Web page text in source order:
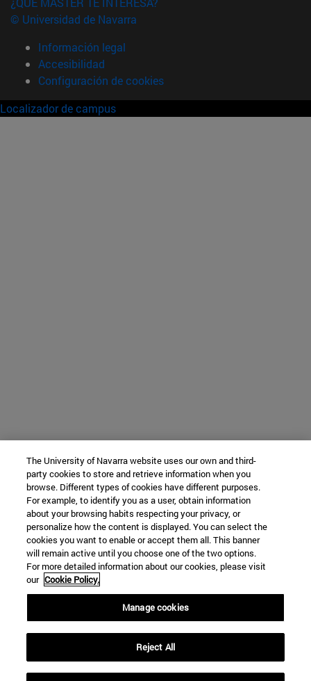
© Universidad de Navarra
Información legal
Accesibilidad
Configuración de cookies
Localizador de campus
The University of Navarra website uses our own and third-
party cookies to store and retrieve information when you
browse. Different types of cookies have different purposes.
For example, to identify you as a user, obtain information
about your browsing habits respecting your privacy, or
personalize how the content is displayed. You can select the
cookies you want to enable or accept them all. This banner
will remain active until you choose one of the two options.
For more detailed information about our cookies, please visit
our Cookie Policy.
Manage cookies
Reject All